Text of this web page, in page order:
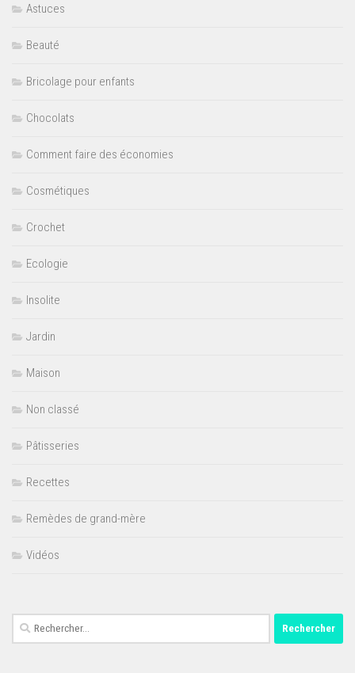
Astuces
Beauté
Bricolage pour enfants
Chocolats
Comment faire des économies
Cosmétiques
Crochet
Ecologie
Insolite
Jardin
Maison
Non classé
Pâtisseries
Recettes
Remèdes de grand-mère
Vidéos
Rechercher :